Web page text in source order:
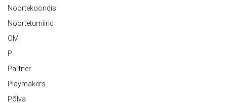
Noortekoondis
Noorteturniirid
OM
P
Partner
Playmakers
Põlva